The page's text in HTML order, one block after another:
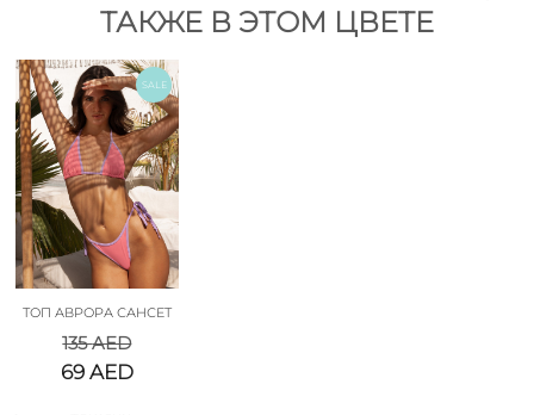
ТАКЖЕ В ЭТОМ ЦВЕТЕ
SALE
ТОП АВРОРА САНСЕТ
135AED
69 AED